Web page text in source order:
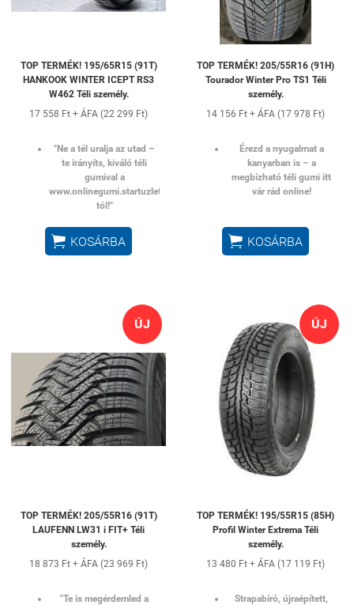
TOP TERMÉK! 195/65R15 (91T)
HANKOOK WINTER ICEPT RS3
W462 Téli személy.
17 558 Ft + ÁFA (22 299 Ft)
"Ne a tél uralja az utad –
te irányíts, kiváló téli
gumival a
www.onlinegumi.startuzlet.hu-
tól!"
 KOSÁRBA
TOP TERMÉK! 205/55R16 (91H)
Tourador Winter Pro TS1 Téli
személy.
14 156 Ft + ÁFA (17 978 Ft)
Érezd a nyugalmat a
kanyarban is – a
megbízható téli gumi itt
vár rád online!
 KOSÁRBA
ÚJ
TOP TERMÉK! 205/55R16 (91T)
LAUFENN LW31 i FIT+ Téli
személy.
18 873 Ft + ÁFA (23 969 Ft)
"Te is megérdemled a
ÚJ
TOP TERMÉK! 195/55R15 (85H)
Profil Winter Extrema Téli
személy.
13 480 Ft + ÁFA (17 119 Ft)
Strapabíró, újraépített,